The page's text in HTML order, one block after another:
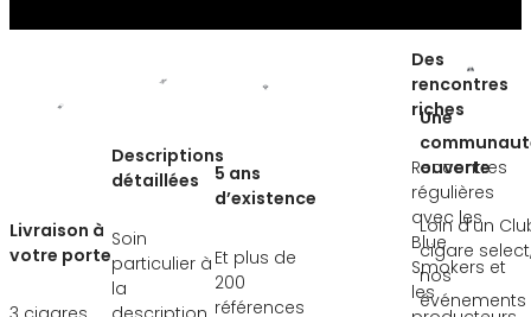
Livraison à
votre porte
Descriptions
détaillées
Soin
particulier à
la
5 ans
d’existence
Et plus de
200
références
Des
rencontres
riches
Rencontres
régulières
avec les
Blue
Smokers et
les
Une
ouverte
Loin d’un
cigare select,
nos
événements